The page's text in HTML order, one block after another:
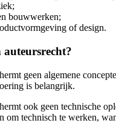
bouwwerken;
of design.
auteursrecht?
geen algemene
is belangrijk.
ook geen technische
om technisch te werken,